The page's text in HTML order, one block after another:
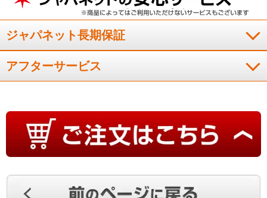
コンパクトなので場所を取らない！
素早く焼けます。コンパクトなので場所を取らず、使いやすい
です。色も好きです。
忙しい朝に活躍！
朝は忙しいので素早く出来るト－スタ－で助かってます。しか
も、美味しい！
ジャパネット長期保証
アフターサービス